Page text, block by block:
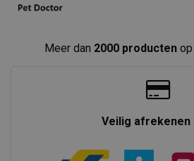
Meer dan 2000 producten op
Veilig afrekenen